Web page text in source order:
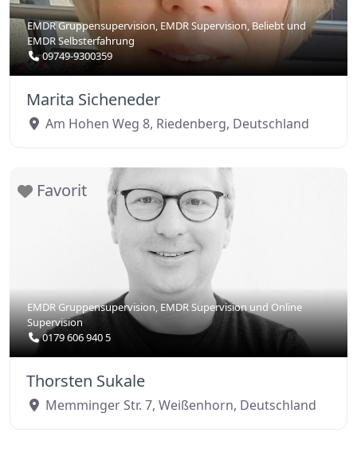
EMDR Gruppensupervision, EMDR Supervision,Beliebtund
EMDR Selbsterfahrung
09749-9300359
Marita Sicheneder
Am Hohen Weg 8, Riedenberg, Deutschland
Favorit
EMDR Gruppensupervision, EMDR SupervisionundOnline
Supervision
0179 606 940 5
Thorsten Sukale
Memminger Str. 7, Weißenhorn, Deutschland